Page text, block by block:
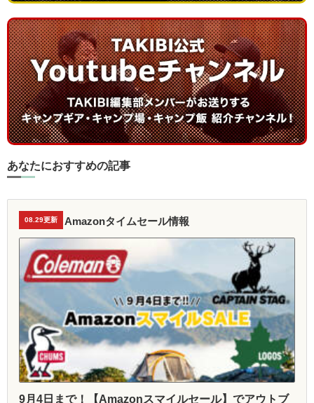
あなたにおすすめの記事
08.29更新 Amazonタイムセール情報
9月4日まで！【Amazonスマイルセール】でアウトブ